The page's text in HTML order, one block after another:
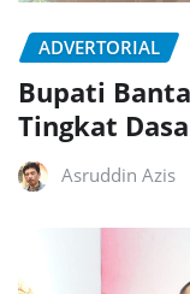
ADVERTORIAL
Bupati
Tingkat
Asruddin Azis